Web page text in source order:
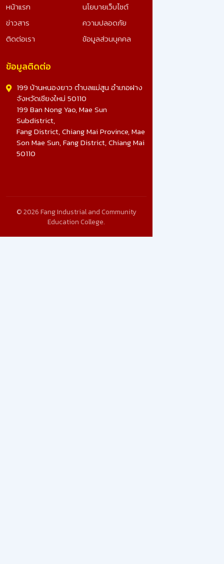
หน้าแรก
ข่าวสาร
ติดต่อเรา
นโยบายเว็บไซต์
ความปลอดภัย
ข้อมูลส่วนบุคคล
ข้อมูลติดต่อ
199 บ้านหนองยาว ตำบลแม่สูน อำเภอฝาง
จังหวัดเชียงใหม่ 50110
199 Ban Nong Yao, Mae Sun
Subdistrict,
Fang District, Chiang Mai Province, Mae
Son Mae Sun, Fang District, Chiang Mai
50110
© 2026 Fang Industrial and Community
Education College.